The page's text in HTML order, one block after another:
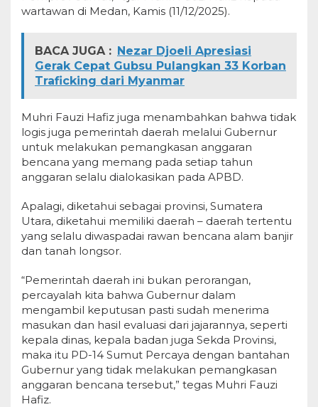
wartawan di Medan, Kamis (11/12/2025).
BACA JUGA : Nezar Djoeli Apresiasi
Gerak Cepat Gubsu Pulangkan 33 Korban
Traficking dari Myanmar
Muhri Fauzi Hafiz juga menambahkan bahwa tidak
logis juga pemerintah daerah melalui Gubernur
untuk melakukan pemangkasan anggaran
bencana yang memang pada setiap tahun
anggaran selalu dialokasikan pada APBD.
Apalagi, diketahui sebagai provinsi, Sumatera
Utara, diketahui memiliki daerah – daerah tertentu
yang selalu diwaspadai rawan bencana alam banjir
dan tanah longsor.
“Pemerintah daerah ini bukan perorangan,
percayalah kita bahwa Gubernur dalam
mengambil keputusan pasti sudah menerima
masukan dan hasil evaluasi dari jajarannya, seperti
kepala dinas, kepala badan juga Sekda Provinsi,
maka itu PD-14 Sumut Percaya dengan bantahan
Gubernur yang tidak melakukan pemangkasan
anggaran bencana tersebut,” tegas Muhri Fauzi
Hafiz.